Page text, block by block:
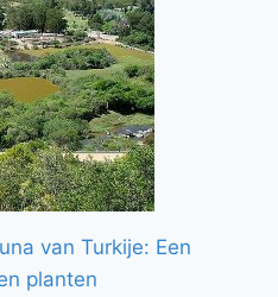
van Turkije: Een
planten